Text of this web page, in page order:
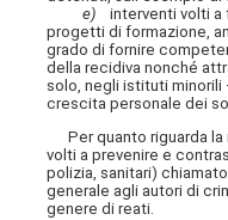
e) interventi volti a
progetti di formazione,
grado di fornire
della recidiva nonché
solo, negli istituti
crescita personale dei
Per quanto riguarda la
volti a prevenire e
polizia, sanitari)
generale agli autori di
genere di reati.